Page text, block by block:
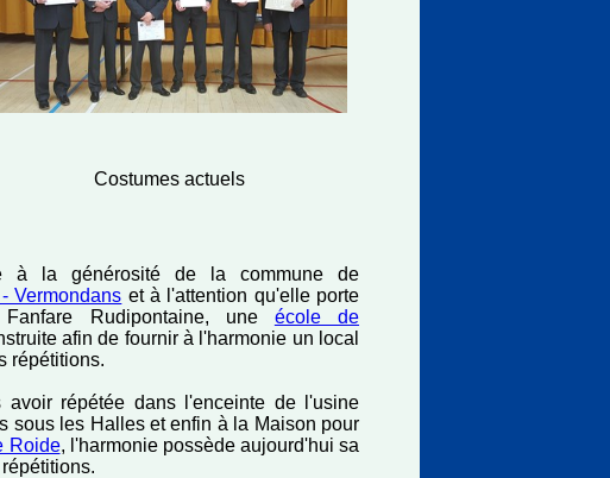
Costumes actuels
à la générosité de la commune de
Vermondans et à l'attention qu'elle porte
Rudipontaine, une école de
afin de fournir à l'harmonie un local
répétitions.
avoir répétée dans l'enceinte de l'usine
sous les Halles et enfin à la Maison pour
Roide, l'harmonie possède aujourd'hui sa